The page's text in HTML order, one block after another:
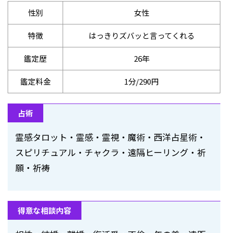
性別 女性
特徴 はっきりズバッと言ってくれる
鑑定歴 26年
鑑定料金 1分/290円
占術
霊感タロット・霊感・霊視・魔術・西洋占星術・
スピリチュアル・チャクラ・遠隔ヒーリング・祈
願・祈祷
得意な相談内容